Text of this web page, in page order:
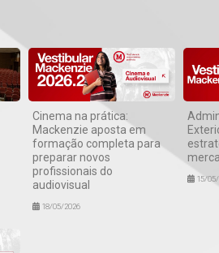
Cinema na prática:
Mackenzie aposta em
formação completa para
preparar novos
profissionais do
audiovisual
18/05/2026
15/05/